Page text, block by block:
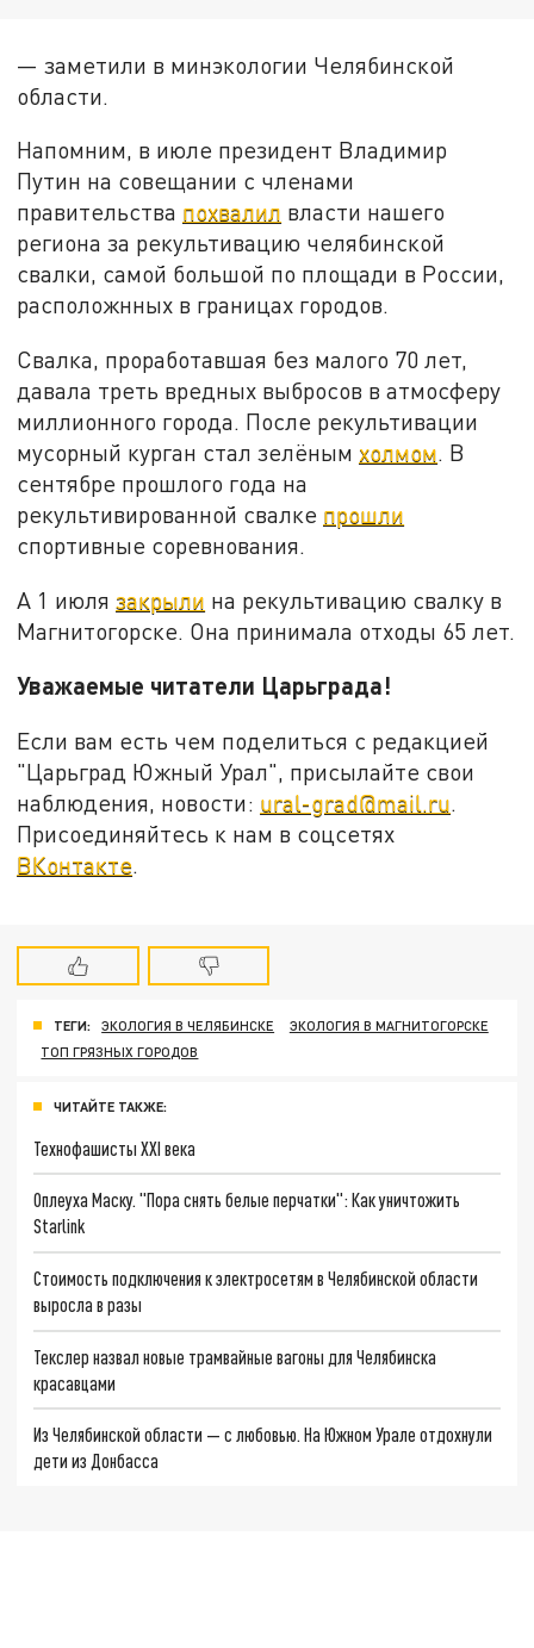
— заметили в минэкологии Челябинской
области.
Напомним, в июле президент Владимир
Путин на совещании с членами
правительства похвалил власти нашего
региона за рекультивацию челябинской
свалки, самой большой по площади в России,
расположнных в границах городов.
Свалка, проработавшая без малого 70 лет,
давала треть вредных выбросов в атмосферу
миллионного города. После рекультивации
мусорный курган стал зелёным холмом. В
сентябре прошлого года на
рекультивированной свалке прошли
спортивные соревнования.
А 1 июлязакрыли на рекультивацию свалку в
Магнитогорске. Она принимала отходы 65 лет.
Уважаемые читатели Царьграда!
Если вам есть чем поделиться с редакцией
"Царьград Южный Урал", присылайте свои
наблюдения, новости: ural-grad@mail.ru.
Присоединяйтесь к нам в соцсетях
ВКонтакте.
ТЕГИ: ЭКОЛОГИЯ В ЧЕЛЯБИНСКЕ
ЭКОЛОГИЯ В МАГНИТОГОРСКЕ
ТОП ГРЯЗНЫХ ГОРОДОВ
ЧИТАЙТЕ ТАКЖЕ:
Технофашисты XXI века
Оплеуха Маску. "Пора снять белые перчатки": Как уничтожить
Starlink
Стоимость подключения к электросетям в Челябинской области
выросла в разы
Текслер назвал новые трамвайные вагоны для Челябинска
красавцами
Из Челябинской области — с любовью. На Южном Урале отдохнули
дети из Донбасса